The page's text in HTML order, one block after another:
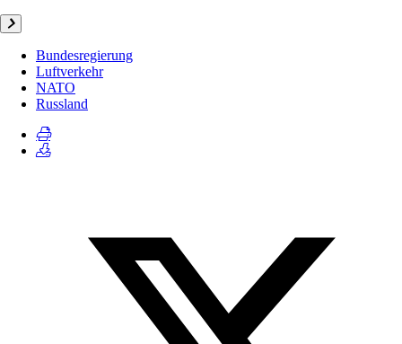
Bundesregierung
Luftverkehr
NATO
Russland